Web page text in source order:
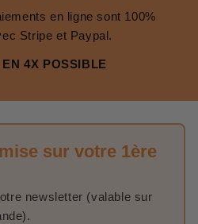
en ligne sont 100%
Stripe et Paypal.
4X POSSIBLE
sur votre 1ère
newsletter (valable sur